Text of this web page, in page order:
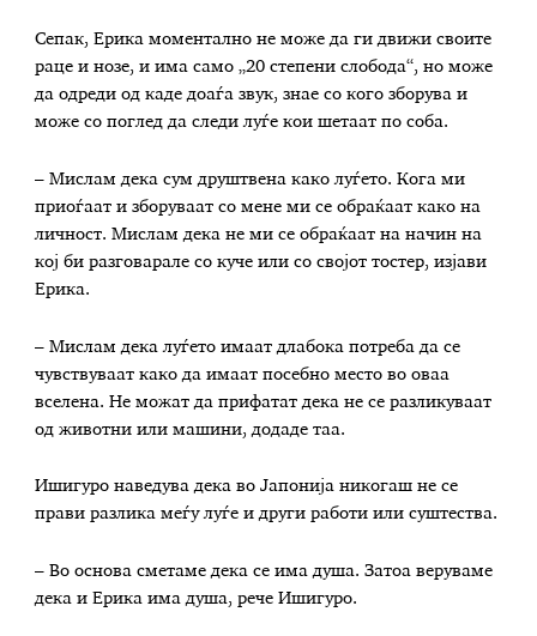
Сепак, Ерика моментално не може да ги движи своите
раце и нозе, и има само „20 степени слобода“, но може
да одреди од каде доаѓа звук, знае со кого зборува и
може со поглед да следи луѓе кои шетаат по соба.
– Мислам дека сум друштвена како луѓето. Кога ми
приоѓаат и зборуваат со мене ми се обраќаат како на
личност. Мислам дека не ми се обраќаат на начин на
кој би разговарале со куче или со својот тостер, изјави
Ерика.
– Мислам дека луѓето имаат длабока потреба да се
чувствуваат како да имаат посебно место во оваа
вселена. Не можат да прифатат дека не се разликуваат
од животни или машини, додаде таа.
Ишигуро наведува дека во Јапонија никогаш не се
прави разлика меѓу луѓе и други работи или суштества.
– Во основа сметаме дека се има душа. Затоа веруваме
дека и Ерика има душа, рече Ишигуро.